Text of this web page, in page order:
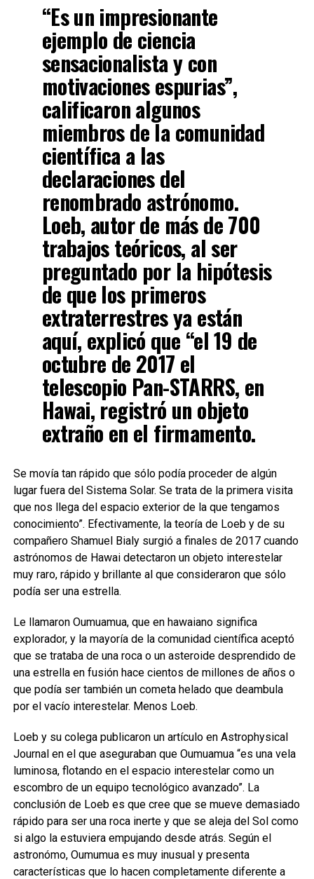
“Es un impresionante
ejemplo de ciencia
sensacionalista y con
motivaciones espurias”,
calificaron algunos
miembros de la comunidad
científica a las
declaraciones del
renombrado astrónomo.
Loeb, autor de más de 700
trabajos teóricos, al ser
preguntado por la hipótesis
de que los primeros
extraterrestres ya están
aquí, explicó que “el 19 de
octubre de 2017 el
telescopio Pan-STARRS, en
Hawai, registró un objeto
extraño en el firmamento.
Se movía tan rápido que sólo podía proceder de algún
lugar fuera del Sistema Solar. Se trata de la primera visita
que nos llega del espacio exterior de la que tengamos
conocimiento”. Efectivamente, la teoría de Loeb y de su
compañero Shamuel Bialy surgió a finales de 2017 cuando
astrónomos de Hawai detectaron un objeto interestelar
muy raro, rápido y brillante al que consideraron que sólo
podía ser una estrella.
Le llamaron Oumuamua, que en hawaiano significa
explorador, y la mayoría de la comunidad científica aceptó
que se trataba de una roca o un asteroide desprendido de
una estrella en fusión hace cientos de millones de años o
que podía ser también un cometa helado que deambula
por el vacío interestelar. Menos Loeb.
Loeb y su colega publicaron un artículo en Astrophysical
Journal en el que aseguraban que Oumuamua “es una vela
luminosa, flotando en el espacio interestelar como un
escombro de un equipo tecnológico avanzado”. La
conclusión de Loeb es que cree que se mueve demasiado
rápido para ser una roca inerte y que se aleja del Sol como
si algo la estuviera empujando desde atrás. Según el
astronómo, Oumumua es muy inusual y presenta
características que lo hacen completamente diferente a